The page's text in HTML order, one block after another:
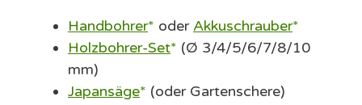
Handbohrer oder Akkuschrauber
Holzbohrer-Set
(Ø 3/4/5/6/7/8/10
mm)
Japansäge
(oder Gartenschere)